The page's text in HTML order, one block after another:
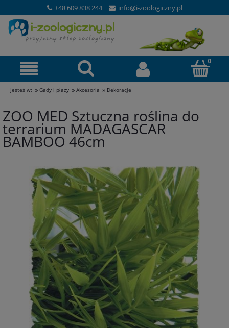
+48 609 838 244 info@i-zoologiczny.pl
Jesteś w: » Gady i płazy » Akcesoria » Dekoracje
ZOO MED Sztuczna roślina do
terrarium MADAGASCAR
BAMBOO 46cm